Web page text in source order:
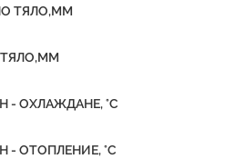
ТЯЛО,ММ
- ОХЛАЖДАНЕ, °C
- ОТОПЛЕНИЕ, °C